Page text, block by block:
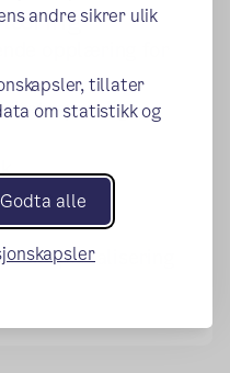
andre sikrer ulik
tillater
om statistikk og
Godta alle
opplæring for